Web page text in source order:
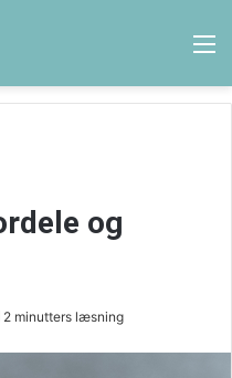
og
2 minutters læsning